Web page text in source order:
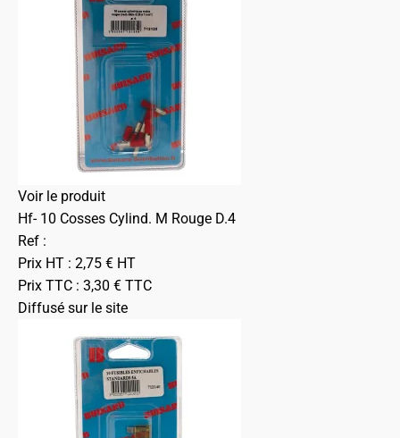
Voir le produit
Hf- 10 Cosses Cylind. M Rouge D.4
Ref :
Prix HT : 2,75 € HT
Prix TTC : 3,30 € TTC
Diffusé sur le site